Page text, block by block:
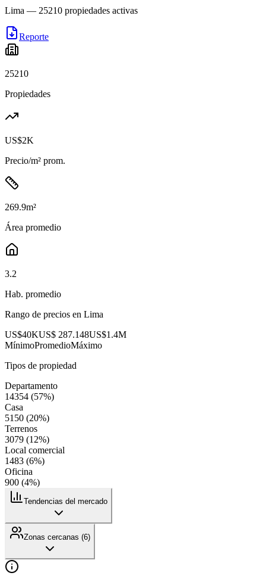
Lima — 25210 propiedades activas
Reporte
25210
Propiedades
US$2K
Precio/m² prom.
269.9m²
Área promedio
3.2
Hab. promedio
Rango de precios en Lima
US$40KUS$ 287.148US$1.4M
MínimoPromedioMáximo
Tipos de propiedad
Departamento
14354 (57%)
Casa
5150 (20%)
Terrenos
3079 (12%)
Local comercial
1483 (6%)
Oficina
900 (4%)
Tendencias del mercado
Zonas cercanas (6)